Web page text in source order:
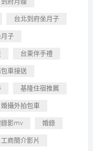
台北到府坐月子
子
台東伴手禮
包車接送
基隆住宿推薦
婚攝外拍包車
影mv 婚錄
工商簡介影片